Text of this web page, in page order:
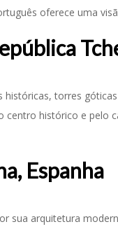
oferece uma
históricas, torres
centro histórico e pelo
Espanha
sua arquitetura